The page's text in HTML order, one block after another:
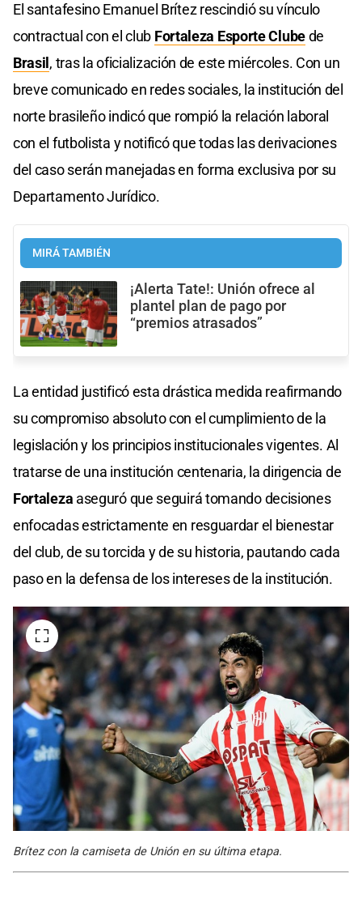
El santafesino Emanuel Brítez rescindió su vínculo
contractual con el club Fortaleza Esporte Clubede
Brasil , tras la oficialización de este miércoles. Con un
breve comunicado en redes sociales, la institución del
norte brasileño indicó que rompió la relación laboral
con el futbolista y notificó que todas las derivaciones
del caso serán manejadas en forma exclusiva por su
Departamento Jurídico.
MIRÁ TAMBIÉN
¡Alerta Tate!: Unión ofrece al
plantel plan de pago por
“premios atrasados”
La entidad justificó esta drástica medida reafirmando
su compromiso absoluto con el cumplimiento de la
legislación y los principios institucionales vigentes. Al
tratarse de una institución centenaria, la dirigencia de
Fortaleza aseguró que seguirá tomando decisiones
enfocadas estrictamente en resguardar el bienestar
del club, de su torcida y de su historia, pautando cada
paso en la defensa de los intereses de la institución.
Brítez con la camiseta de Unión en su última etapa.